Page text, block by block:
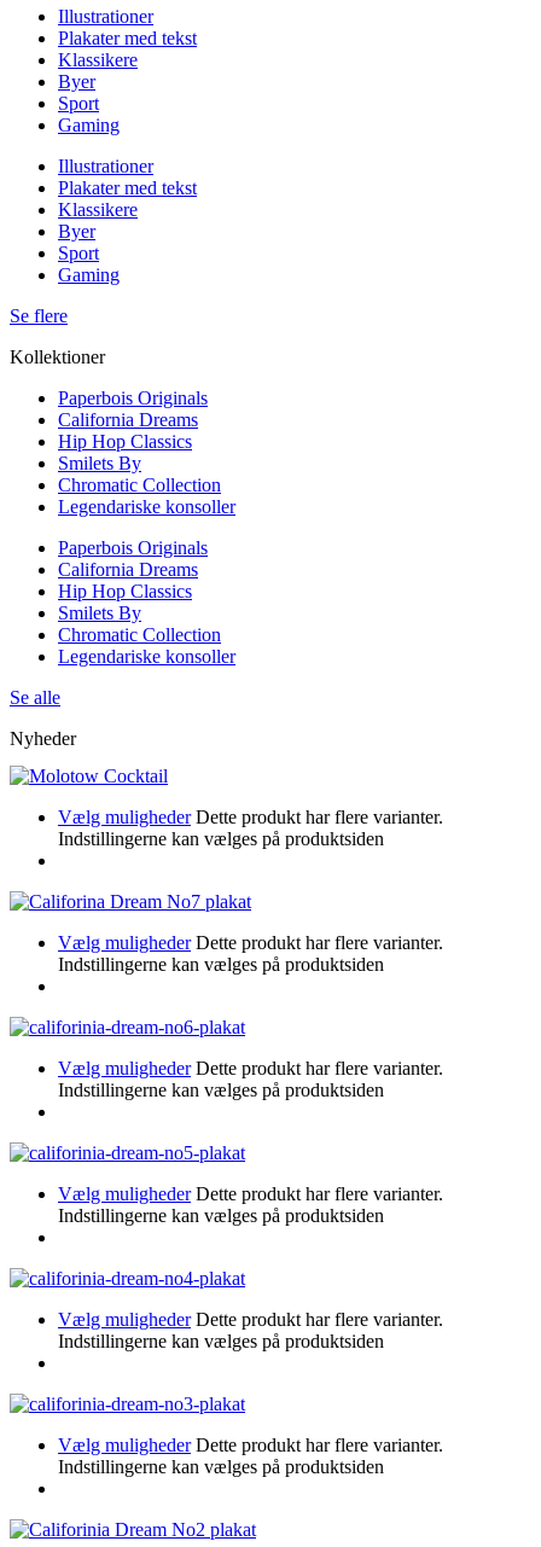
Illustrationer
Plakater med tekst
Klassikere
Byer
Sport
Gaming
Illustrationer
Plakater med tekst
Klassikere
Byer
Sport
Gaming
Se flere
Kollektioner
Paperbois Originals
California Dreams
Hip Hop Classics
Smilets By
Chromatic Collection
Legendariske konsoller
Paperbois Originals
California Dreams
Hip Hop Classics
Smilets By
Chromatic Collection
Legendariske konsoller
Se alle
Nyheder
Vælg muligheder Dette produkt har flere varianter.
Indstillingerne kan vælges på produktsiden
Vælg muligheder Dette produkt har flere varianter.
Indstillingerne kan vælges på produktsiden
Vælg muligheder Dette produkt har flere varianter.
Indstillingerne kan vælges på produktsiden
Vælg muligheder Dette produkt har flere varianter.
Indstillingerne kan vælges på produktsiden
Vælg muligheder Dette produkt har flere varianter.
Indstillingerne kan vælges på produktsiden
Vælg muligheder Dette produkt har flere varianter.
Indstillingerne kan vælges på produktsiden